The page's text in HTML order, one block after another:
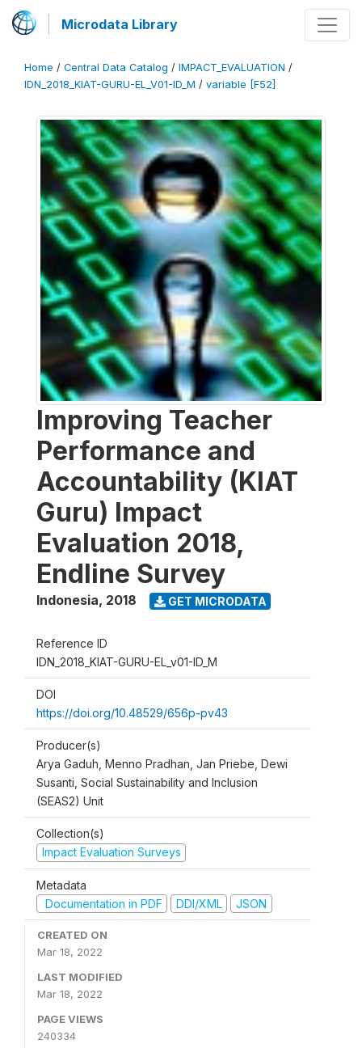
Microdata Library
Home / Central Data Catalog / IMPACT_EVALUATION /
IDN_2018_KIAT-GURU-EL_V01-ID_M / variable [F52]
Improving Teacher
Performance and
Accountability (KIAT
Guru) Impact
Evaluation 2018,
Endline Survey
Indonesia, 2018 GET MICRODATA
Reference ID
IDN_2018_KIAT-GURU-EL_v01-ID_M
DOI
https://doi.org/10.48529/656p-pv43
Producer(s)
Arya Gaduh, Menno Pradhan, Jan Priebe, Dewi
Susanti, Social Sustainability and Inclusion
(SEAS2) Unit
Collection(s)
Impact Evaluation Surveys
Metadata
Documentation in PDF
DDI/XML JSON
CREATED ON
Mar 18, 2022
LAST MODIFIED
Mar 18, 2022
PAGE VIEWS
240334